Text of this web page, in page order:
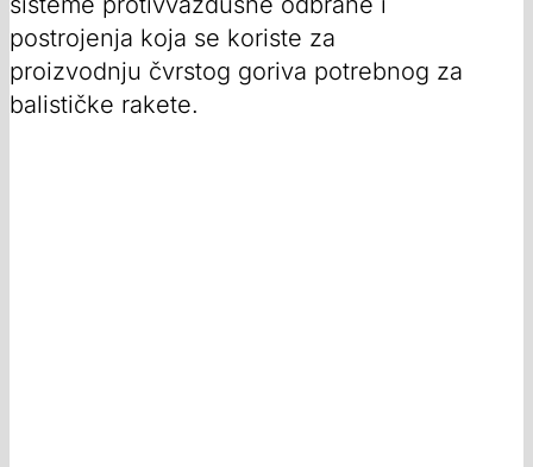
postrojenja koja se koriste za
proizvodnju čvrstog goriva potrebnog za
balističke rakete.